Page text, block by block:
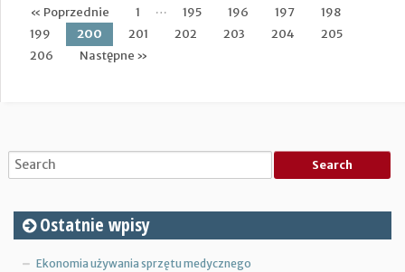
Post navigation
« Poprzednie 1 … 195 196 197
198
199
200 201 202 203 204
205
206
Następne »
Ostatnie wpisy
Ekonomia używania sprzętu medycznego